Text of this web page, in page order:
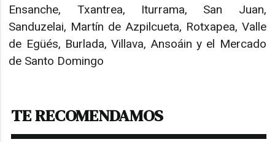
Ensanche, Txantrea, Iturrama, San Juan,
Sanduzelai, Martín de Azpilcueta, Rotxapea, Valle
de Egüés, Burlada, Villava, Ansoáin y el Mercado
de Santo Domingo
TE RECOMENDAMOS